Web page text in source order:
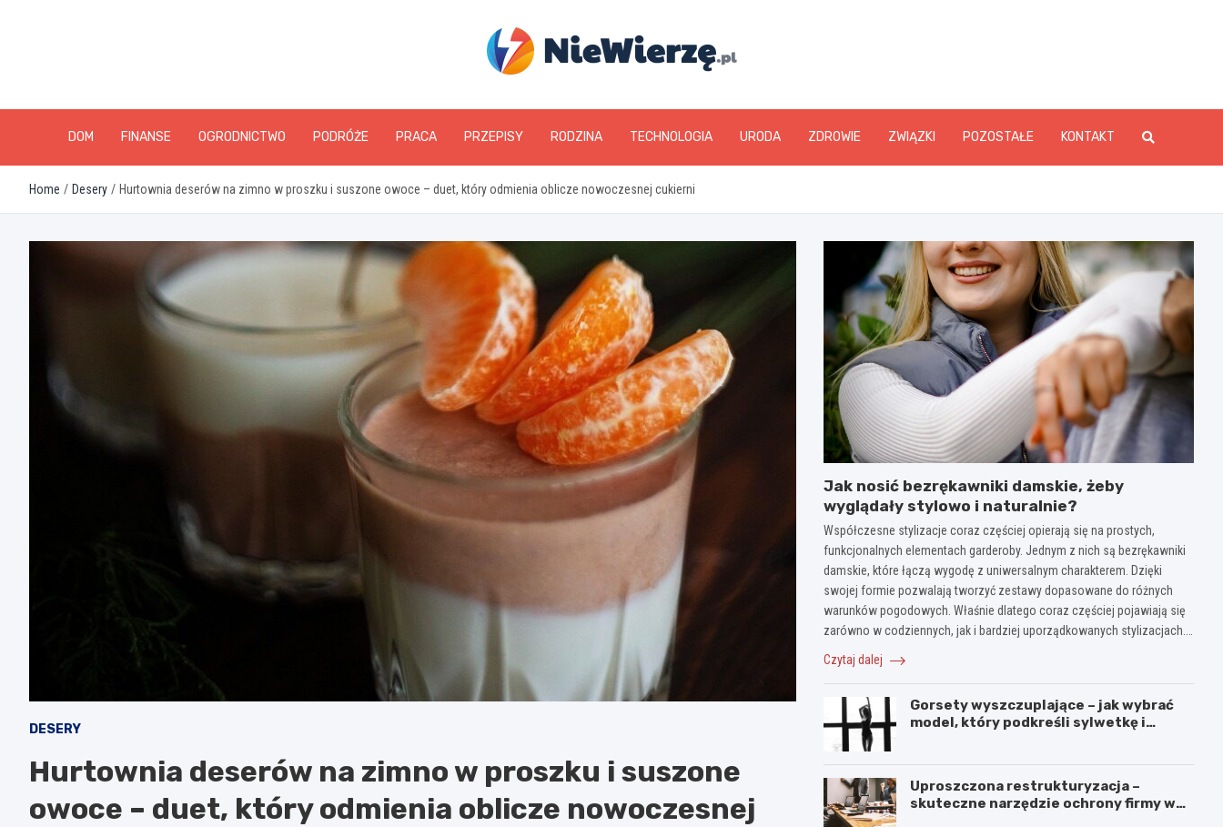
niewierze.pl
DOM FINANSE OGRODNICTWO PODRÓŻE PRACA PRZEPISY RODZINA TECHNOLOGIA URODA ZDROWIE ZWIĄZKI POZOSTAŁE KONTAKT
Home Desery Hurtownia deserów na zimno w proszku i suszone owoce – duet, który odmienia oblicze nowoczesnej cukierni
DESERY
Hurtownia deserów na zimno w proszku i suszone
owoce – duet, który odmienia oblicze nowoczesnej
Jak nosić bezrękawniki damskie, żeby
wyglądały stylowo i naturalnie?
Współczesne stylizacje coraz częściej opierają się na prostych,
funkcjonalnych elementach garderoby. Jednym z nich są bezrękawniki
damskie, które łączą wygodę z uniwersalnym charakterem. Dzięki
swojej formie pozwalają tworzyć zestawy dopasowane do różnych
warunków pogodowych. Właśnie dlatego coraz częściej pojawiają się
zarówno w codziennych, jak i bardziej uporządkowanych stylizacjach.…
Czytaj dalej
Gorsety wyszczuplające – jak wybrać
model, który podkreśli sylwetkę i
Uproszczona restrukturyzacja –
skuteczne narzędzie ochrony firmy w